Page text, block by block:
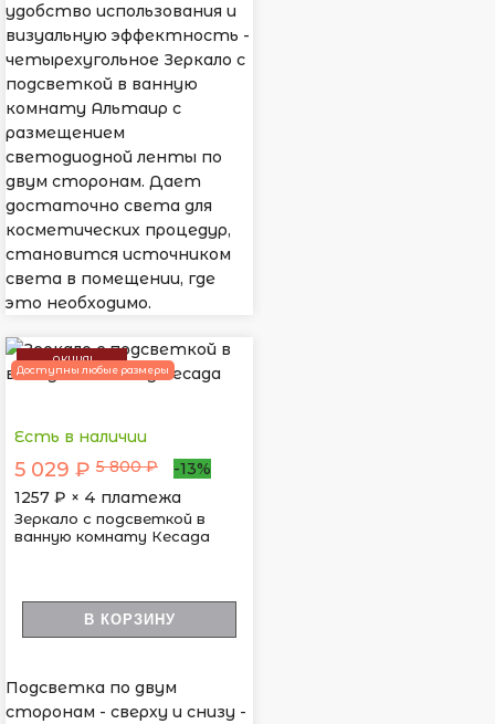
удобство использования и
визуальную эффектность -
четырехугольное Зеркало с
подсветкой в ванную
комнату Альтаир с
размещением
светодиодной ленты по
двум сторонам. Дает
достаточно света для
косметических процедур,
становится источником
света в помещении, где
это необходимо.
АКЦИЯ!
Доступны любые размеры
Есть в наличии
5 029 ₽ 5 800 ₽
-13%
1257 ₽ × 4 платежа
Зеркало с подсветкой в
ванную комнату Кесада
В КОРЗИНУ
Подсветка по двум
сторонам - сверху и снизу -